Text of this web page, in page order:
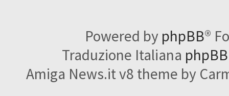
Powered by phpBB®
Traduzione Italiana
Amiga News.it v8 theme by